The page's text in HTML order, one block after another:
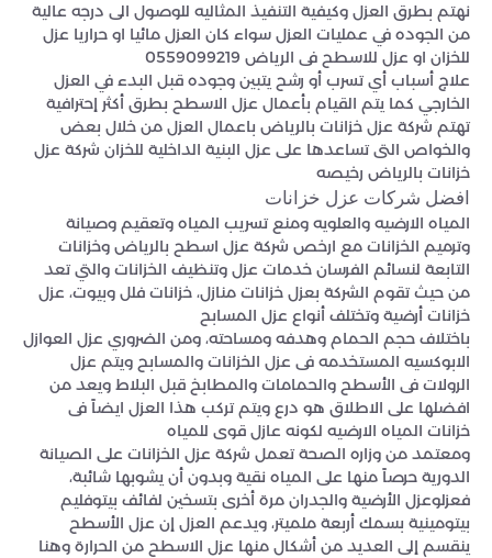
نهتم بطرق العزل وكيفية التنفيذ المثاليه للوصول الى درجه عالية
من الجوده في عمليات العزل سواء كان العزل مائيا او حراريا عزل
للخزان او عزل للاسطح فى الرياض 0559099219
علاج أسباب أي تسرب أو رشح يتبين وجوده قبل البدء في العزل
الخارجي كما يتم القيام بأعمال عزل الاسطح بطرق أكثر إحترافية
تهتم شركة عزل خزانات بالرياض باعمال العزل من خلال بعض
والخواص التى تساعدها على عزل البنية الداخلية للخزان شركة عزل
خزانات بالرياض رخيصه
افضل شركات عزل خزانات
المياه الارضيه والعلويه ومنع تسريب المياه وتعقيم وصيانة
وترميم الخزانات مع ارخص شركة عزل اسطح بالرياض وخزانات
التابعة لنسائم الفرسان خدمات عزل وتنظيف الخزانات والتي تعد
من حيث تقوم الشركة بعزل خزانات منازل، خزانات فلل وبيوت، عزل
خزانات أرضية وتختلف أنواع عزل المسابح
باختلاف حجم الحمام وهدفه ومساحته، ومن الضروري عزل العوازل
الابوكسيه المستخدمه فى عزل الخزانات والمسابح ويتم عزل
الرولات فى الأسطح والحمامات والمطابخ قبل البلاط ويعد من
افضلها على الاطلاق هو درع ويتم تركب هذا العزل ايضاً فى
خزانات المياه الارضيه لكونه عازل قوى للمياه
ومعتمد من وزاره الصحة تعمل شركة عزل الخزانات على الصيانة
الدورية حرصاً منها على المياه نقية وبدون أن يشوبها شائبة،
فعزلوعزل الأرضية والجدران مرة أخرى بتسخين لفائف بيتوفليم
بيتومينية بسمك أربعة ملميتر، ويدعم العزل إن عزل الأسطح
ينقسم إلى العديد من أشكال منها عزل الاسطح من الحرارة وهنا